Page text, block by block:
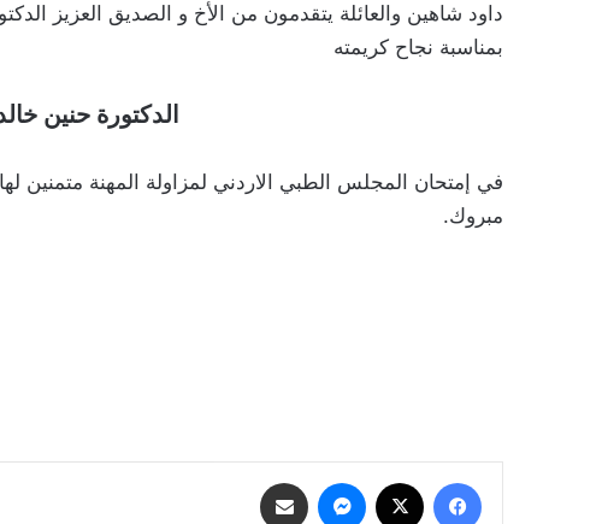
داود شاهين والعائلة يتقدمون من الأخ و الصديق العزيز
بمناسبة نجاح كريمته
الدكتورة حنين
في إمتحان المجلس الطبي الاردني لمزاولة المهنة متمنين
مبروك.
فيسبوك ماسنجر